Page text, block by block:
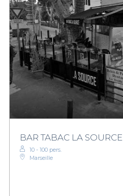
BAR TABAC LA SOURCE
10 - 100 pers.
Marseille